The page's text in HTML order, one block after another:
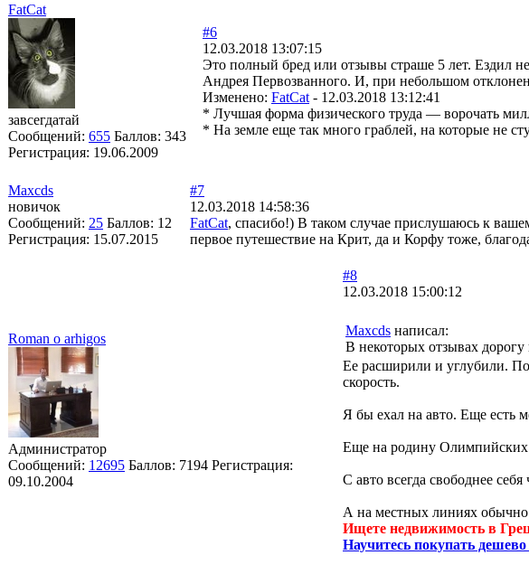
FatCat
завсегдатай
Сообщений: 655 Баллов: 343
Регистрация: 19.06.2009
#6
12.03.2018 13:07:15
Это полный бред или отзывы страше 5 лет. Ездил
Андрея Первозванного. И, при небольшом
Изменено: FatCat - 12.03.2018 13:12:41
* Лучшая форма физического труда — ворочать
* На земле еще так много граблей, на которые не
Maxcds
новичок
Сообщений: 25 Баллов: 12
Регистрация: 15.07.2015
#7
12.03.2018 14:58:36
FatCat, спасибо!) В таком случае прислушаюсь к
первое путешествие на Крит, да и Корфу тоже,
Roman o arhigos
Администратор
Сообщений: 12695 Баллов: 7194 Регистрация:
09.10.2004
#8
12.03.2018 15:00:12
Maxcds написал:
В некоторых отзывах дорогу
Ее расширили и углубили.
скорость.
Я бы ехал на авто. Еще есть
Еще на родину Олимпийских
С авто всегда свободнее себя
А на местных линиях
Ищете недвижимость в
Научитесь покупать